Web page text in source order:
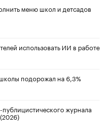
меню школ и детсадов
использовать ИИ в работе
подорожал на 6,3%
журнала